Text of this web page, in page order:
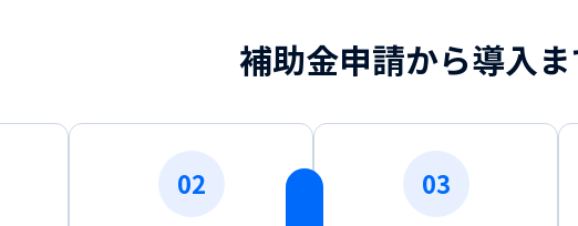
補助金申請から導入
02 03